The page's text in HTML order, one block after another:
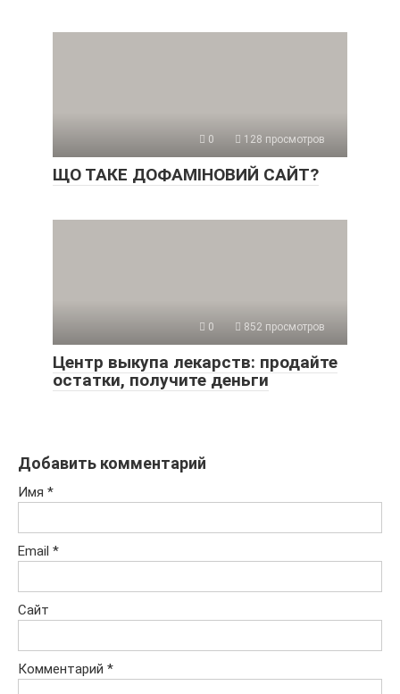
0 128 просмотров
ЩО ТАКЕ ДОФАМІНОВИЙ САЙТ?
0 852 просмотров
Центр выкупа лекарств: продайте
остатки, получите деньги
Добавить комментарий
Имя *
Email *
Сайт
Комментарий *